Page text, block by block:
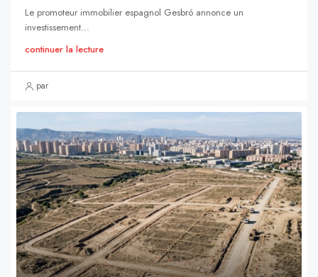
Le promoteur immobilier espagnol Gesbró annonce un
investissement...
continuer la lecture
par